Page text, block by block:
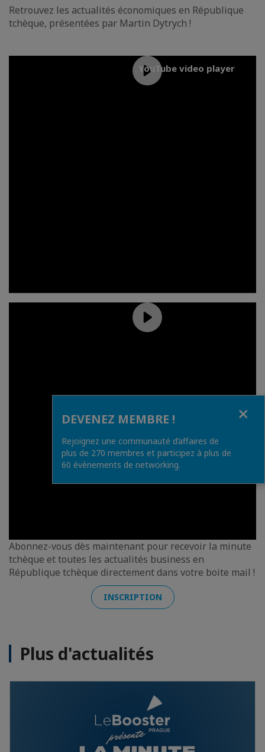
Retrouvez les actualités économiques en République
tchèque, présentées par Martin Dytrych !
Abonnez-vous dès maintenant pour recevoir la minute
tchèque et toutes les actualités business en
République tchèque directement dans votre boite mail !
INSCRIPTION
Plus d'actualités
DEVENEZ MEMBRE !
Rejoignez une communauté d’affaires de
plus de 270 membres et participez à plus de
60 évènements de networking.